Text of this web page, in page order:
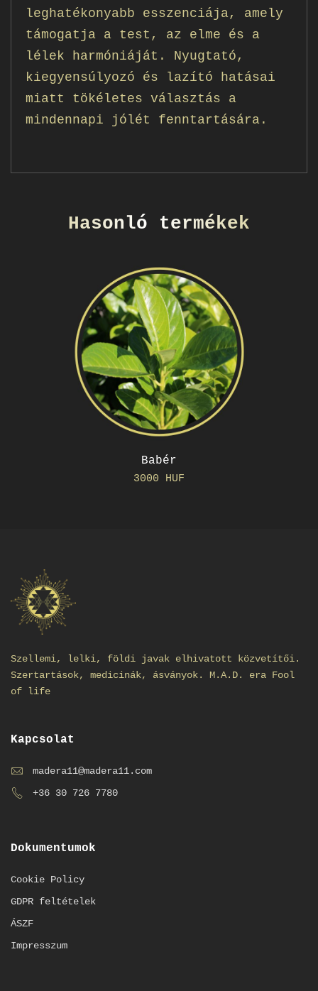
leghatékonyabb esszenciája, amely
támogatja a test, az elme és a
lélek harmóniáját. Nyugtató,
kiegyensúlyozó és lazító hatásai
miatt tökéletes választás a
mindennapi jólét fenntartására.
Hasonló termékek
Babér
3000 HUF
Szellemi, lelki, földi javak elhivatott közvetítői.
Szertartások, medicinák, ásványok. M.A.D. era Fool
of life
Kapcsolat
madera11@madera11.com
+36 30 726 7780
Dokumentumok
Cookie Policy
GDPR feltételek
ÁSZF
Impresszum